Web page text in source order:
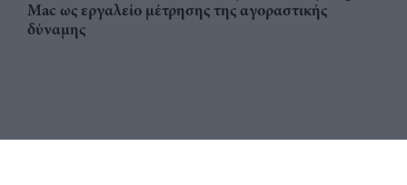
Mac ως εργαλείο μέτρησης της αγοραστικής
δύναμης